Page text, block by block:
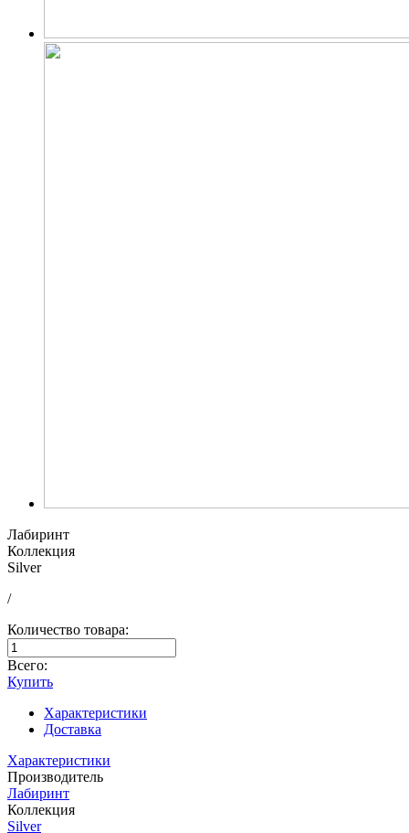
Лабиринт
Коллекция
Silver
/
Количество товара:
Всего:
Купить
Характеристики
Доставка
Характеристики
Производитель
Лабиринт
Коллекция
Silver